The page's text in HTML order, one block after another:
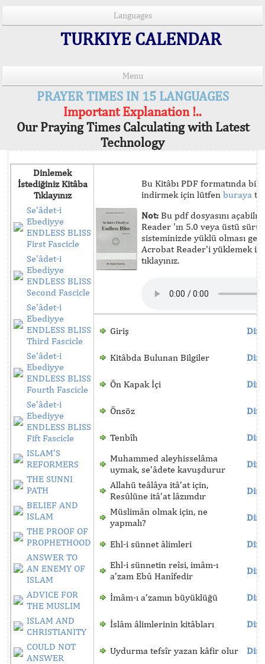
Languages
TURKIYE CALENDAR
Menu
PRAYER TIMES IN 15 LANGUAGES
Important Explanation !..
Our Praying Times Calculating with Latest
Technology
Dinlemek
İstediğiniz Kitâba
Tıklayınız
Se'âdet-i
Ebediyye
ENDLESS BLISS
First Fascicle
Se'âdet-i
Ebediyye
ENDLESS BLISS
Second Fascicle
Se'âdet-i
Ebediyye
ENDLESS BLISS
Third Fascicle
Se'âdet-i
Ebediyye
ENDLESS BLISS
Fourth Fascicle
Se'âdet-i
Ebediyye
ENDLESS BLISS
Fift Fascicle
ISLAM'S
REFORMERS
THE SUNNI
PATH
BELIEF AND
ISLAM
THE PROOF OF
PROPHETHOOD
ANSWER TO
AN ENEMY OF
ISLAM
ADVICE FOR
THE MUSLIM
ISLAM AND
CHRISTIANITY
COULD NOT
ANSWER
Bu Kitâbı PDF formatında
indirmek için lütfen buraya
Not: Bu pdf dosyasını
Reader 'ın 5.0 veya üstü
sisteminizde yüklü olması
Acrobat Reader'i yüklemek
tıklayınız.
Giriş
Kitâbda Bulunan Bilgiler
Ön Kapak İçi
Önsöz
Tenbîh
Muhammed aleyhisselâma
uymak, se’âdete kavuşdurur
Allahü teâlâya itâ’at için,
Resûlüne itâ’at lâzımdır
Müslimân olmak için, ne
yapmalı?
Ehl-i sünnet âlimleri
Ehl-i sünnetin reîsi, imâm-ı
a’zam Ebû Hanîfedir
İmâm-ı a’zamın büyüklüğü
İslâm âlimlerinin kitâbları
Uydurma tefsîr yazan kâfir olur